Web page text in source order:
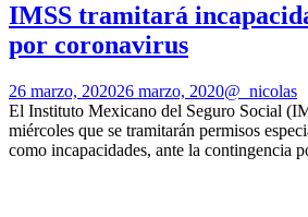
IMSS tramitará
por coronavirus
26 marzo, 202026 marzo, 2020@_nicolas
El Instituto Mexicano del Seguro Social
miércoles que se tramitarán permisos
como incapacidades, ante la contingencia